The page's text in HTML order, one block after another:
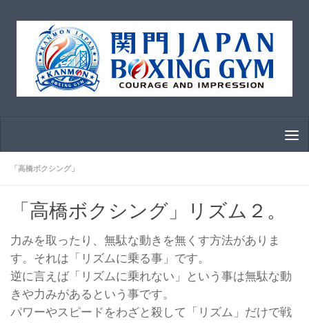
コンテンツへスキップ
「高橋ボクシング」
「高橋ボクシング」リズム２。
力みを取ったり、無駄な動きを無くす方法がありま
す。それは「リズムに乗る事」です。
逆に言えば「リズムに乗れない」という事は無駄な動
きや力みがあるという事です。
パワーやスピードをわざと殺して「リズム」だけで戦